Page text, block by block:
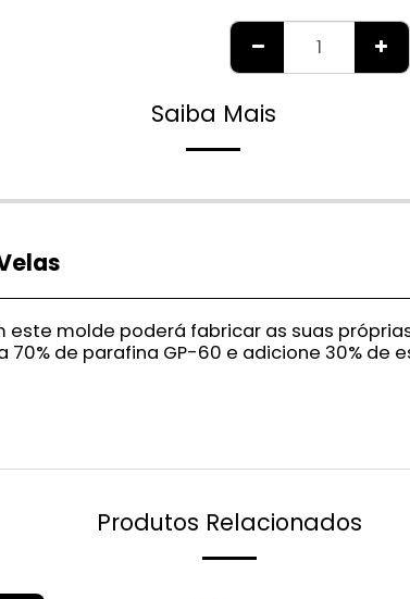
Saiba Mais
molde poderá fabricar as suas
de parafina GP-60 e adicione 30% de
Produtos Relacionados